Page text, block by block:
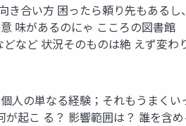
き合い方 困ったら頼り先もある
味があるのにゃ こころの図書館
など 状況そのものは絶 えず変
人の単なる経験；それもうまく
が起こ る？ 影響範囲は？ 誰を含